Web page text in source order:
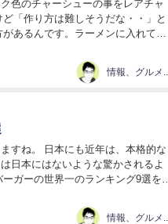
色のチャーシューの事をレアチャ
「作り方は難しそうだな・・」と
あるんです。ラーメンに入れても
すね。 日本にも近年は、本格的な
日本にはないような驚かされるよ
ガーの世界一のランキング9選を紹